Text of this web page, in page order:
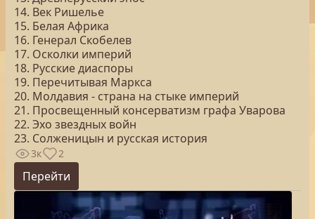
14. Век Ришелье
15. Белая Африка
16. Генерал Скобелев
17. Осколки империй
18. Русские диаспоры
19. Перечитывая Маркса
20. Молдавия - страна на стыке империй
21. Просвещенный консерватизм графа Уварова
22. Эхо звездных войн
23. Солженицын и русская история
3к 2
Перейти